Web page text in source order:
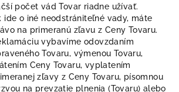
počet vád Tovar riadne užívať.
ide o iné neodstrániteľné vady, máte
na primeranú zľavu z Ceny Tovaru.
vybavíme odovzdaním
Tovaru, výmenou Tovaru,
Ceny Tovaru, vyplatením
zľavy z Ceny Tovaru, písomnou
na prevzatie plnenia (Tovaru) alebo